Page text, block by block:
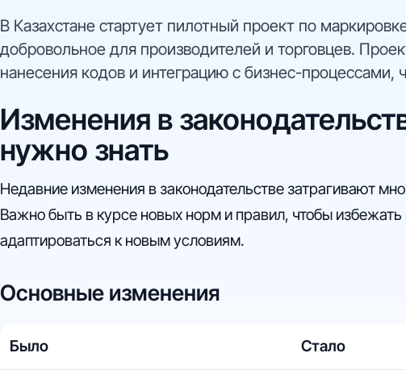
В Казахстане стартует пилотный проект по
добровольное для производителей и торговцев.
нанесения кодов и интеграцию с бизнес-
Изменения в
нужно знать
Недавние изменения в законодательстве затрагивают
Важно быть в курсе новых норм и правил, чтобы
адаптироваться к новым условиям.
Основные изменения
Было Стало